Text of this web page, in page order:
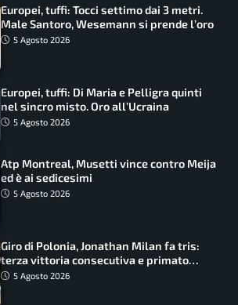
Europei, tuffi: Tocci settimo dai 3 metri.
Male Santoro, Wesemann si prende l’oro
5 Agosto 2026
Europei, tuffi: Di Maria e Pelligra quinti
nel sincro misto. Oro all’Ucraina
5 Agosto 2026
Atp Montreal, Musetti vince contro Meija
ed è ai sedicesimi
5 Agosto 2026
Giro di Polonia, Jonathan Milan fa tris:
terza vittoria consecutiva e primato
rafforzato
5 Agosto 2026